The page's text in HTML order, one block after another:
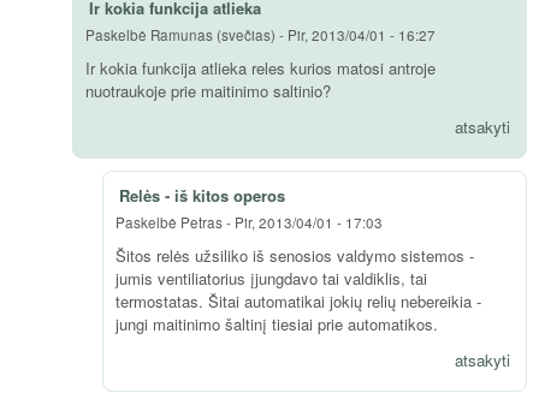
Ir kokia funkcija atlieka
Paskelbė Ramunas (svečias) - Pir, 2013/04/01 - 16:27
Ir kokia funkcija atlieka reles kurios matosi antroje
nuotraukoje prie maitinimo saltinio?
atsakyti
Relės - iš kitos operos
Paskelbė Petras- Pir, 2013/04/01 - 17:03
Šitos relės užsiliko iš senosios valdymo sistemos -
jumis ventiliatorius įjungdavo tai valdiklis, tai
termostatas. Šitai automatikai jokių relių nebereikia -
jungi maitinimo šaltinį tiesiai prie automatikos.
atsakyti